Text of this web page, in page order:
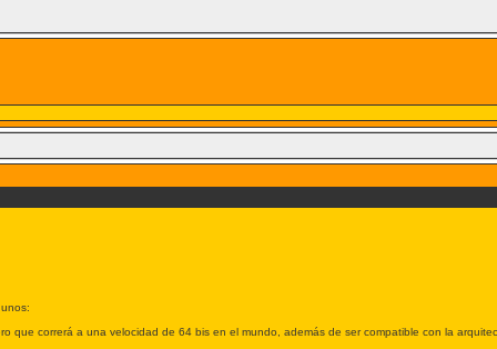
que correrá a una velocidad de 64 bis en el mundo, además de ser compatible con la